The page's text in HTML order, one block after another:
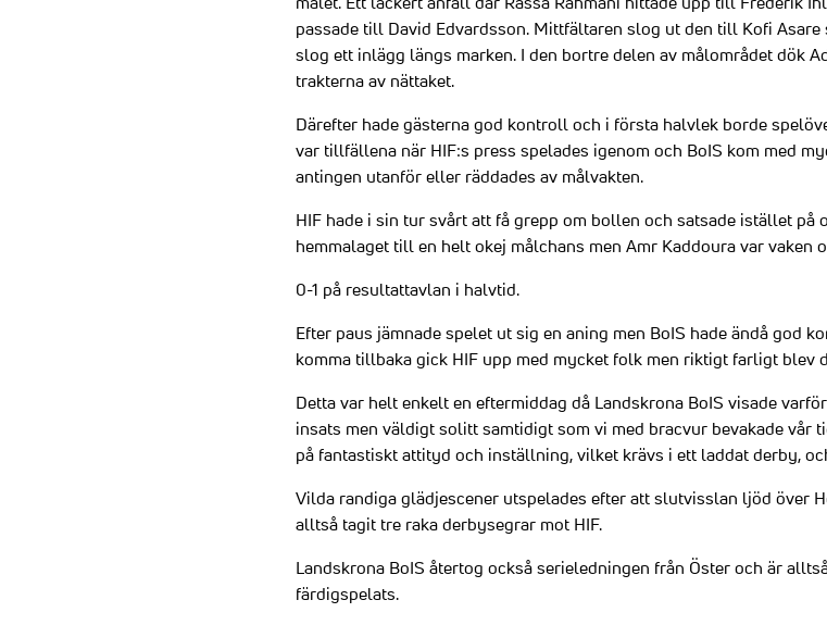
passade till David Edvardsson. Mittfältaren slog ut den till Kofi
slog ett inlägg längs marken. I den bortre delen av målområdet dök
trakterna av nättaket.
Därefter hade gästerna god kontroll och i första halvlek borde
var tillfällena när HIF:s press spelades igenom och BoIS kom med
antingen utanför eller räddades av målvakten.
HIF hade i sin tur svårt att få grepp om bollen och satsade istället på
hemmalaget till en helt okej målchans men Amr Kaddoura var vaken
0-1 på resultattavlan i halvtid.
Efter paus jämnade spelet ut sig en aning men BoIS hade ändå god
komma tillbaka gick HIF upp med mycket folk men riktigt farligt blev
Detta var helt enkelt en eftermiddag då Landskrona BoIS visade
insats men väldigt solitt samtidigt som vi med bracvur bevakade vår
på fantastiskt attityd och inställning, vilket krävs i ett laddat derby,
Vilda randiga glädjescener utspelades efter att slutvisslan ljöd över
alltså tagit tre raka derbysegrar mot HIF.
Landskrona BoIS återtog också serieledningen från Öster och är
färdigspelats.